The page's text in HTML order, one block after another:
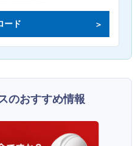
ード
のおすすめ情報